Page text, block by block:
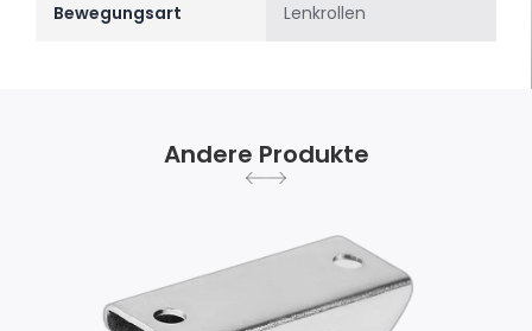
Bewegungsart Lenkrollen
Andere Produkte